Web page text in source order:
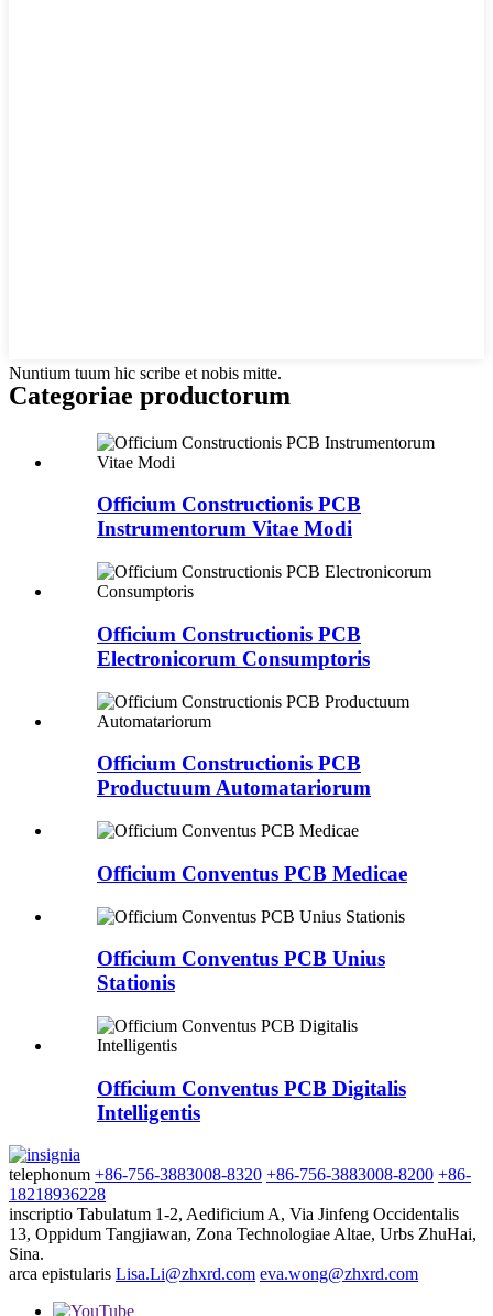
Nuntium tuum hic scribe et nobis mitte.
Categoriae productorum
Officium Constructionis PCB
Instrumentorum Vitae Modi
Officium Constructionis PCB
Electronicorum Consumptoris
Officium Constructionis PCB
Productuum Automatariorum
Officium Conventus PCB Medicae
Officium Conventus PCB Unius
Stationis
Officium Conventus PCB Digitalis
Intelligentis
telephonum +86-756-3883008-8320 +86-756-3883008-8200 +86-
18218936228
inscriptio Tabulatum 1-2, Aedificium A, Via Jinfeng Occidentalis
13, Oppidum Tangjiawan, Zona Technologiae Altae, Urbs ZhuHai,
Sina.
arca epistularis Lisa.Li@zhxrd.com eva.wong@zhxrd.com